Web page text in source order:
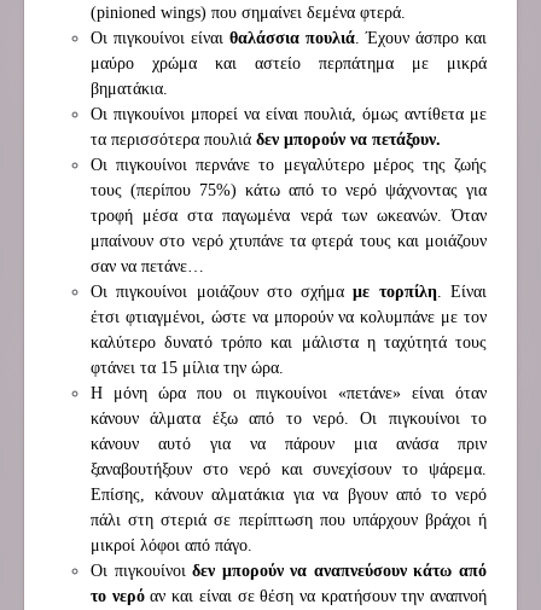
(pinioned wings) που σημαίνει δεμένα φτερά.
Οι πιγκουίνοι είναι θαλάσσια πουλιά . Έχουν άσπρο και
μαύρο χρώμα και αστείο περπάτημα με μικρά
βηματάκια.
Οι πιγκουίνοι μπορεί να είναι πουλιά, όμως αντίθετα με
τα περισσότερα πουλιά δεν μπορούν να πετάξουν.
Οι πιγκουίνοι περνάνε το μεγαλύτερο μέρος της ζωής
τους (περίπου 75%) κάτω από το νερό ψάχνοντας για
τροφή μέσα στα παγωμένα νερά των ωκεανών. Όταν
μπαίνουν στο νερό χτυπάνε τα φτερά τους και μοιάζουν
σαν να πετάνε…
Οι πιγκουίνοι μοιάζουν στο σχήμαμε τορπίλη. Είναι
έτσι φτιαγμένοι, ώστε να μπορούν να κολυμπάνε με τον
καλύτερο δυνατό τρόπο και μάλιστα η ταχύτητά τους
φτάνει τα 15 μίλια την ώρα.
Η μόνη ώρα που οι πιγκουίνοι «πετάνε» είναι όταν
κάνουν άλματα έξω από το νερό. Οι πιγκουίνοι το
κάνουν αυτό για να πάρουν μια ανάσα πριν
ξαναβουτήξουν στο νερό και συνεχίσουν το ψάρεμα.
Επίσης, κάνουν αλματάκια για να βγουν από το νερό
πάλι στη στεριά σε περίπτωση που υπάρχουν βράχοι ή
μικροί λόφοι από πάγο.
Οι πιγκουίνοιδεν μπορούν να αναπνεύσουν κάτω από
το νερόαν και είναι σε θέση να κρατήσουν την αναπνοή